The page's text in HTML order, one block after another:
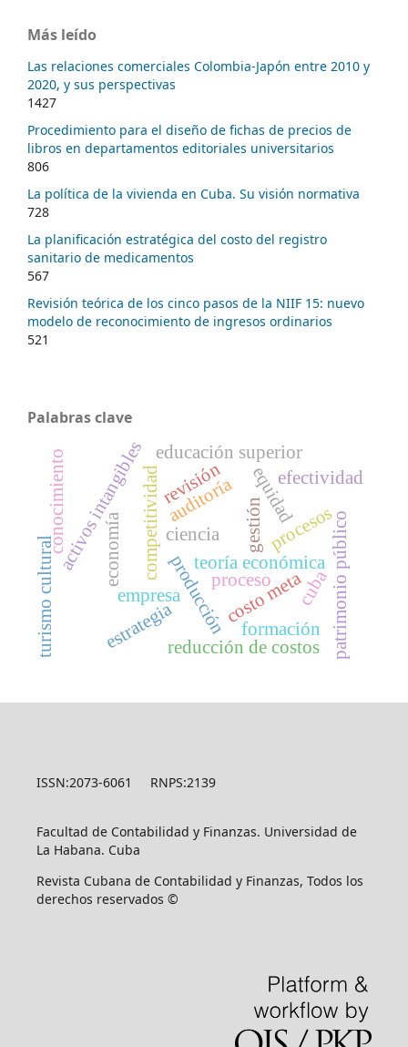
Más leído
Las relaciones comerciales Colombia-Japón entre 2010 y
2020, y sus perspectivas
1427
Procedimiento para el diseño de fichas de precios de
libros en departamentos editoriales universitarios
806
La política de la vivienda en Cuba. Su visión normativa
728
La planificación estratégica del costo del registro
sanitario de medicamentos
567
Revisión teórica de los cinco pasos de la NIIF 15: nuevo
modelo de reconocimiento de ingresos ordinarios
521
Palabras clave
economía
producción
teoría económica
auditoría
empresa
procesos
activos intangiblescompetitividad patrimonio público
turismo cultural
ciencia
costo meta
estrategia
gestión
reducción de costos
conocimiento revisión
educación superior
equidad
formación
efectividad
cuba
proceso
ISSN:2073-6061 RNPS:2139
Facultad de Contabilidad y Finanzas. Universidad de
La Habana. Cuba
Revista Cubana de Contabilidad y Finanzas, Todos los
derechos reservados ©